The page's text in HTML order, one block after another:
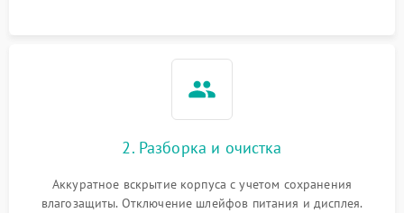
2. Разборка и очистка
Аккуратное вскрытие корпуса с учетом сохранения
влагозащиты. Отключение шлейфов питания и дисплея.